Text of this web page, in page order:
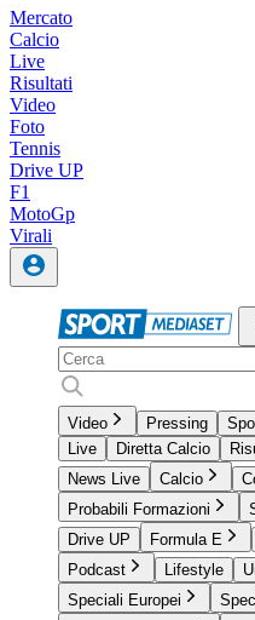
Mercato
Calcio
Live
Risultati
Video
Foto
Tennis
Drive UP
F1
MotoGp
Virali
Video Pressing
Live
Diretta Calcio
News Live
Calcio
Probabili Formazioni
Drive UP
Formula E
Podcast
Lifestyle
Speciali Europei